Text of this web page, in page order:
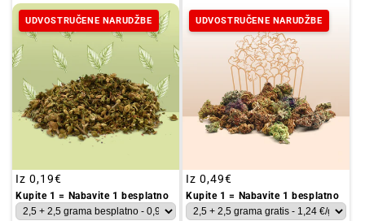
UDVOSTRUČENE NARUDŽBE
Redovna
cijena
Iz 0,19€
Kupite 1 = Nabavite 1 besplatno
UDVOSTRUČENE NARUDŽBE
Redovna
cijena
Iz 0,49€
Kupite 1 = Nabavite 1 besplatno